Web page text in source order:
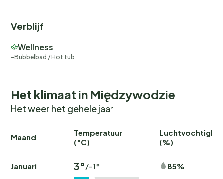
Verblijf
Wellness
Bubbelbad / Hot tub
Het klimaat in Międzywodzie
Het weer het gehele jaar
Maand
Temperatuur
(°C)
(%)
Januari 3°/-1° 85%